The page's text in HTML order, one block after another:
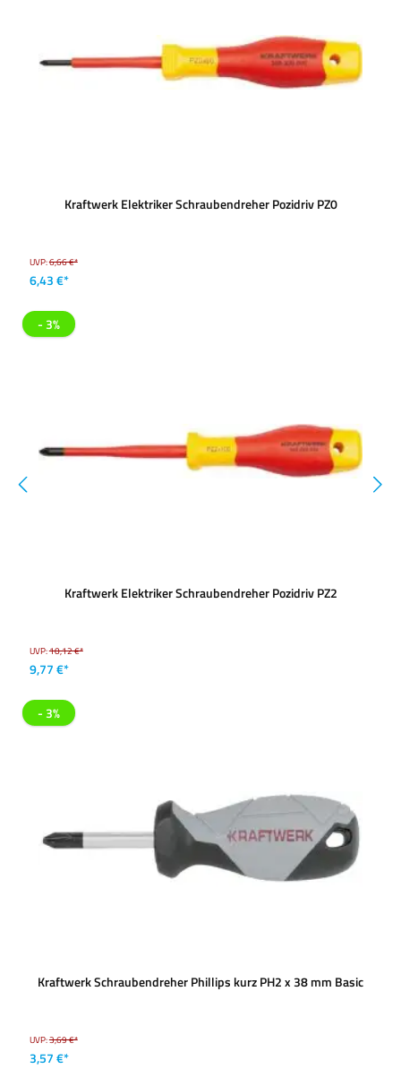
Kraftwerk Elektriker Schraubendreher Pozidriv PZ0
UVP:6,66 €*
6,43 €*
- 3%
Kraftwerk Elektriker Schraubendreher Pozidriv PZ2
UVP:10,12 €*
9,77 €*
- 3%
Kraftwerk Schraubendreher Phillips kurz PH2 x 38 mm Basic
UVP:3,69 €*
3,57 €*